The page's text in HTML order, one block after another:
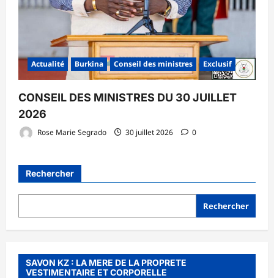
Actualité Burkina Conseil des ministres Exclusif
CONSEIL DES MINISTRES DU 30 JUILLET
2026
Rose Marie Segrado 30 juillet 2026 0
Rechercher
Rechercher
SAVON KZ : LA MERE DE LA PROPRETE
VESTIMENTAIRE ET CORPORELLE